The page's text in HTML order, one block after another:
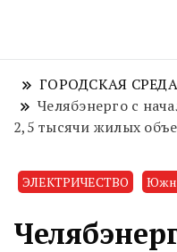
ГОРОДСКАЯ СРЕДА
Челябэнерго с
2,5 тысячи жилых
ЭЛЕКТРИЧЕСТВО